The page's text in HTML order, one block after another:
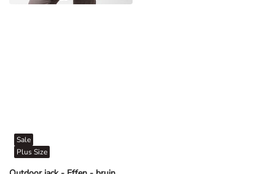
Sale
Plus Size